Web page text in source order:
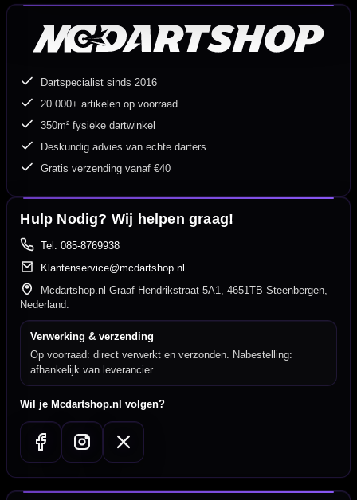
Dartspecialist sinds 2016
20.000+ artikelen op voorraad
350m² fysieke dartwinkel
Deskundig advies van echte darters
Gratis verzending vanaf €40
Hulp Nodig? Wij helpen graag!
Tel: 085-8769938
Klantenservice@mcdartshop.nl
Mcdartshop.nl Graaf Hendrikstraat 5A1, 4651TB Steenbergen,
Nederland.
Verwerking & verzending
Op voorraad: direct verwerkt en verzonden. Nabestelling:
afhankelijk van leverancier.
Wil je Mcdartshop.nl volgen?